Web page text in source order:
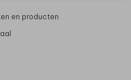
en producten